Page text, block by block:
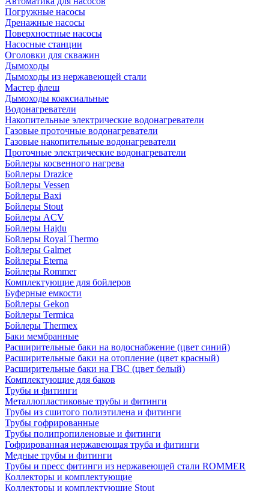
Погружные насосы
Дренажные насосы
Поверхностные насосы
Насосные станции
Оголовки для скважин
Дымоходы
Дымоходы из нержавеющей стали
Мастер флеш
Дымоходы коаксиальные
Водонагреватели
Накопительные электрические водонагреватели
Газовые проточные водонагреватели
Газовые накопительные водонагреватели
Проточные электрические водонагреватели
Бойлеры косвенного нагрева
Бойлеры Drazice
Бойлеры Vessen
Бойлеры Baxi
Бойлеры Stout
Бойлеры ACV
Бойлеры Hajdu
Бойлеры Royal Thermo
Бойлеры Galmet
Бойлеры Eterna
Бойлеры Rommer
Комплектующие для бойлеров
Буферные емкости
Бойлеры Gekon
Бойлеры Termica
Бойлеры Thermex
Баки мембранные
Расширительные баки на водоснабжение (цвет синий)
Расширительные баки на отопление (цвет красный)
Расширительные баки на ГВС (цвет белый)
Комплектующие для баков
Трубы и фитинги
Металлопластиковые трубы и фитинги
Трубы из сшитого полиэтилена и фитинги
Трубы гофрированные
Трубы полипропиленовые и фитинги
Гофрированная нержавеющая труба и фитинги
Медные трубы и фитинги
Трубы и пресс фитинги из нержавеющей стали ROMMER
Коллекторы и комплектующие
Коллекторы и комплектующие Stout